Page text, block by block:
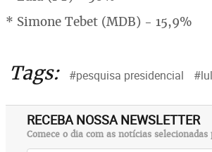
* Simone Tebet (MDB) - 15,9%
Tags: #pesquisa presidencial
RECEBA NOSSA NEWSLETTER
Comece o dia com as notícias